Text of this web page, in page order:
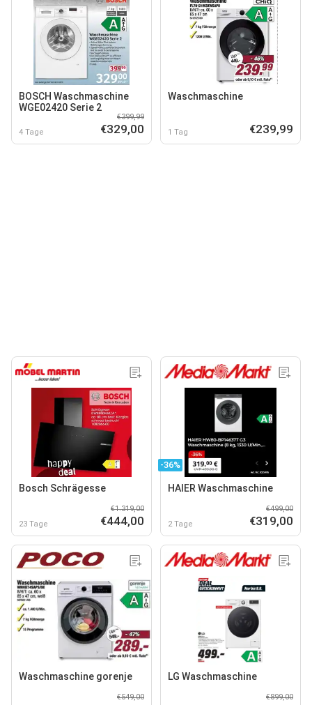
BOSCH Waschmaschine
WGE02420 Serie 2
4 Tage
€399,99
€329,00
Waschmaschine
1 Tag €239,99
Bosch Schrägesse
23 Tage
€1.319,00
€444,00
-36%
HAIER Waschmaschine
2 Tage
€499,00
€319,00
Waschmaschine gorenje
€549,00
LG Waschmaschine
€899,00